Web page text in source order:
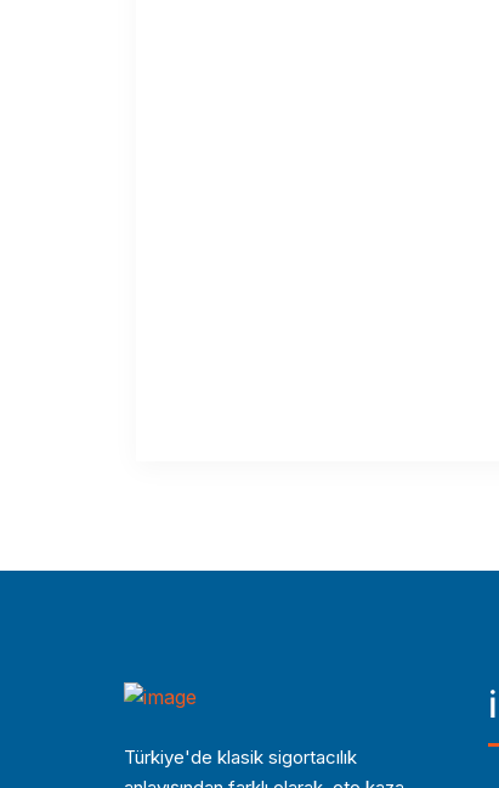
Türkiye'de klasik sigortacılık